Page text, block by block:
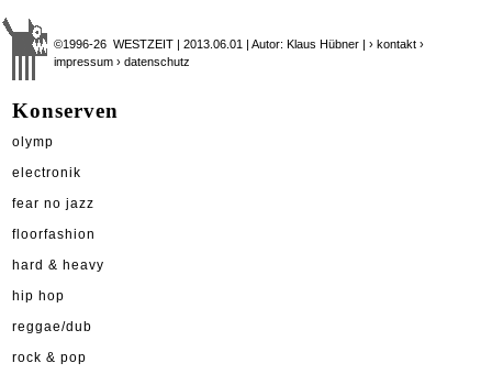
©1996-26 WESTZEIT | 2013.06.01 | Autor: Klaus Hübner |› kontakt ›
impressum › datenschutz
Konserven
olymp
electronik
fear no jazz
floorfashion
hard & heavy
hip hop
reggae/dub
rock & pop